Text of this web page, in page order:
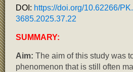
DOI: https://doi.org/10.62266/
3685.2025.37.22
SUMMARY:
Aim: The aim of this study was
phenomenon that is still often